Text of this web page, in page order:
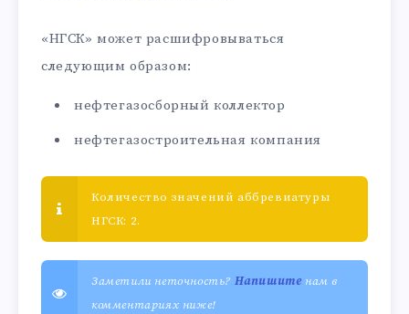
«НГСК» может расшифровываться
следующим образом:
нефтегазосборный коллектор
нефтегазостроительная компания
Количество значений аббревиатуры
НГСК: 2.
Заметили неточность? Напишитенам в
комментариях ниже!